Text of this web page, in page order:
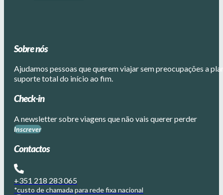
Sobre nós
Ajudamos pessoas que querem viajar sem preocupações a
suporte total do início ao fim.
Check-in
A newsletter sobre viagens que não vais querer perder
Inscrever
Contactos
+351 218 283 065
*custo de chamada para rede fixa nacional